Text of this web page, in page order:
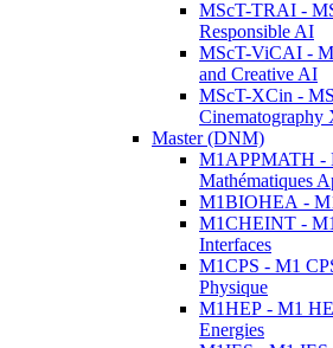
MScT-TRAI -
Responsible AI
MScT-ViCAI -
and Creative AI
MScT-XCin -
Cinematography
Master (DNM)
M1APPMATH -
Mathématiques
M1BIOHEA -
M1CHEINT -
Interfaces
M1CPS - M1
Physique
M1HEP - M1
Energies